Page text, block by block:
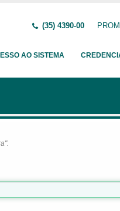
(35) 4390-00
AO SISTEMA